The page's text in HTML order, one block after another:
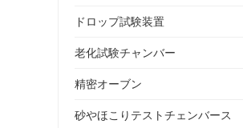
ドロップ試験装置
老化試験チャンバー
精密オーブン
砂やほこりテストチェンバース